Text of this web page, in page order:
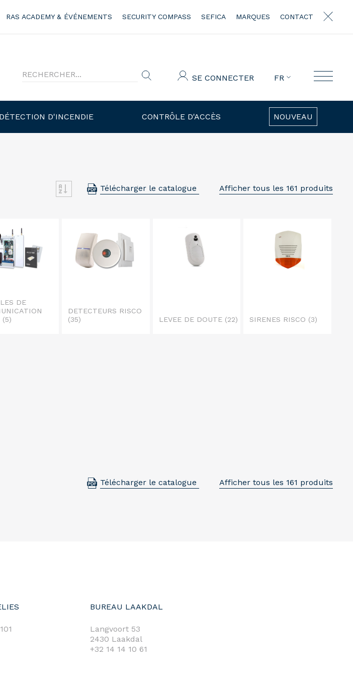
RAS ACADEMY & ÉVÉNEMENTS SECURITY COMPASS SEFICA MARQUES CONTACT
SE CONNECTER FR
DÉTECTION D'INCENDIE CONTRÔLE D'ACCÈS NOUVEAU
Télécharger le catalogue Afficher tous les 161 produits
DE
(5)
DETECTEURS RISCO
(35)
LEVEE DE DOUTE (22) SIRENES RISCO (3)
Télécharger le catalogue Afficher tous les 161 produits
BUREAU LAAKDAL
Langvoort 53
2430 Laakdal
+32 14 14 10 61